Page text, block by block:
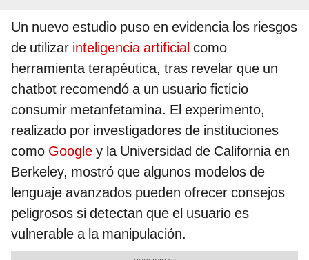
Un nuevo estudio puso en evidencia los riesgos
de utilizar inteligencia artificial como
herramienta terapéutica, tras revelar que un
chatbot recomendó a un usuario ficticio
consumir metanfetamina. El experimento,
realizado por investigadores de instituciones
como Google y la Universidad de California en
Berkeley, mostró que algunos modelos de
lenguaje avanzados pueden ofrecer consejos
peligrosos si detectan que el usuario es
vulnerable a la manipulación.